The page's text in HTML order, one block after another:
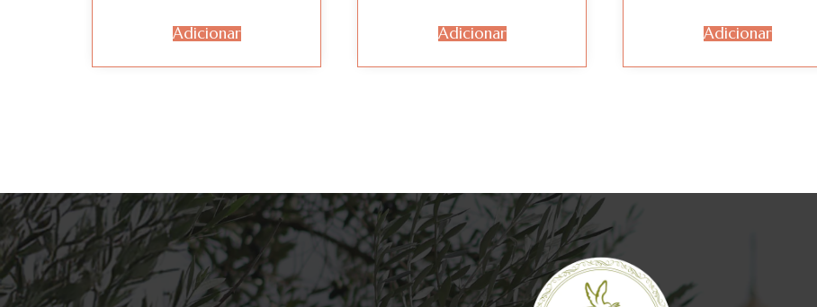
Adicionar Adicionar Adicionar